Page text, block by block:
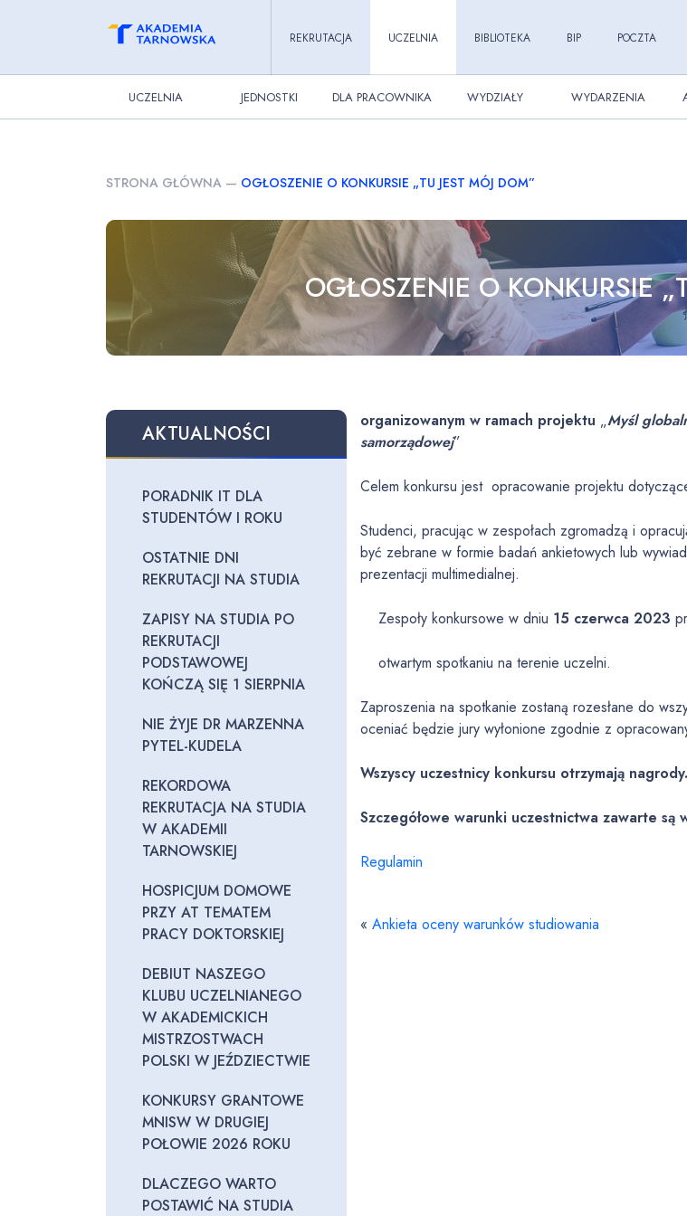
REKRUTACJA UCZELNIA BIBLIOTEKA BIP POCZTA
UCZELNIA JEDNOSTKI DLA PRACOWNIKA WYDZIAŁY WYDARZENIA
STRONA GŁÓWNA — OGŁOSZENIE O KONKURSIE „TU JEST MÓJ DOM”
OGŁOSZENIE O KONKURSIE
AKTUALNOŚCI
PORADNIK IT DLA
STUDENTÓW I ROKU
OSTATNIE DNI
REKRUTACJI NA STUDIA
ZAPISY NA STUDIA PO
REKRUTACJI
PODSTAWOWEJ
KOŃCZĄ SIĘ 1 SIERPNIA
NIE ŻYJE DR MARZENNA
PYTEL-KUDELA
REKORDOWA
REKRUTACJA NA STUDIA
W AKADEMII
TARNOWSKIEJ
HOSPICJUM DOMOWE
PRZY AT TEMATEM
PRACY DOKTORSKIEJ
DEBIUT NASZEGO
KLUBU UCZELNIANEGO
W AKADEMICKICH
MISTRZOSTWACH
POLSKI W JEŹDZIECTWIE
KONKURSY GRANTOWE
MNISW W DRUGIEJ
POŁOWIE 2026 ROKU
DLACZEGO WARTO
POSTAWIĆ NA STUDIA
organizowanym w ramach projektu „Myśl
samorządowej”
Celem konkursu jest opracowanie projektu
Studenci, pracując w zespołach zgromadzą i
być zebrane w formie badań ankietowych lub
prezentacji multimedialnej.
Zespoły konkursowe w dniu 15 czerwca 2023
otwartym spotkaniu na terenie uczelni.
Zaproszenia na spotkanie zostaną rozesłane do
oceniać będzie jury wyłonione zgodnie z
Wszyscy uczestnicy konkursu otrzymają nagrody.
Szczegółowe warunki uczestnictwa zawarte są
Regulamin
«Ankieta oceny warunków studiowania